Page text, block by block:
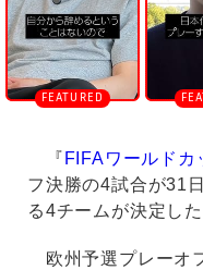
『 FIFAワールドカ
フ決勝の4試合が31
る4チームが決定した
欧州予選プレーオ